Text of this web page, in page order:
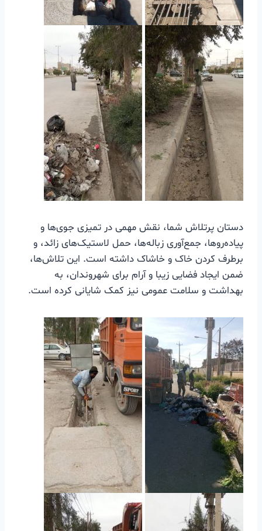
دستان پرتلاش شما، نقش مهمی در تمیزی جوی‌ها و
پیاده‌روها، جمع‌آوری زباله‌ها، حمل لاستیک‌های زائد، و
برطرف کردن خاک و خاشاک داشته است. این تلاش‌ها،
ضمن ایجاد فضایی زیبا و آرام برای شهروندان، به
بهداشت و سلامت عمومی نیز کمک شایانی کرده است.